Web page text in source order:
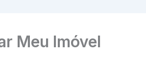
Meu Imóvel